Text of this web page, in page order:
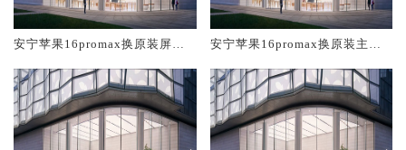
安宁苹果16promax换原装屏幕
安宁苹果16promax换原装主板